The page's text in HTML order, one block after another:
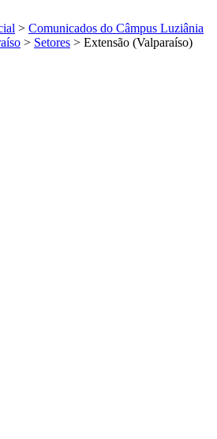
> Comunicados do Câmpus Luziânia
> Setores > Extensão (Valparaíso)